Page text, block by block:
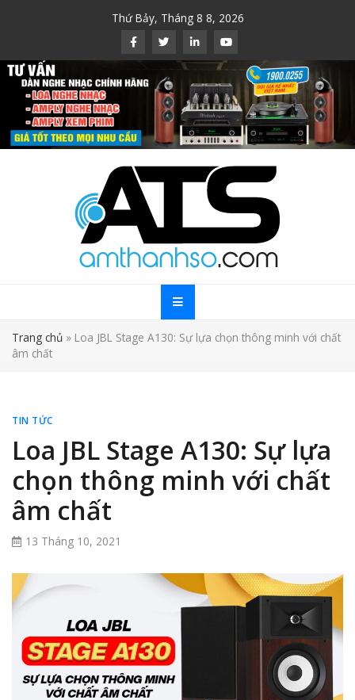
Thứ Bảy, Tháng 8 8, 2026
Trang chủ » Loa JBL Stage A130: Sự lựa chọn thông minh với chất
âm chất
TIN TỨC
Loa JBL Stage A130: Sự lựa
chọn thông minh với chất
âm chất
13 Tháng 10, 2021